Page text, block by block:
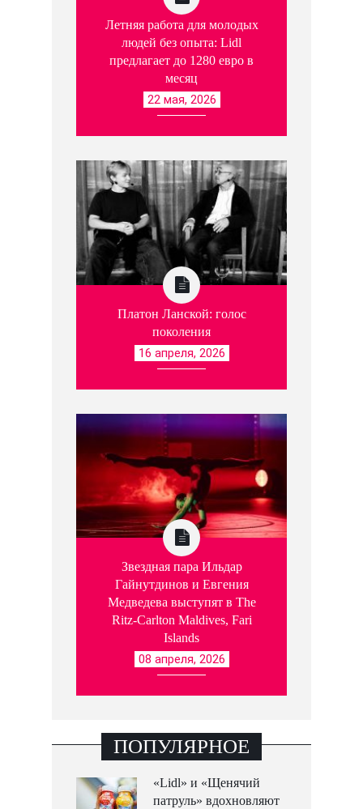
Летняя работа для молодых
людей без опыта: Lidl
предлагает до 1280 евро в
месяц
22 мая, 2026
Платон Ланской: голос
поколения
16 апреля, 2026
Звездная пара Ильдар
Гайнутдинов и Евгения
Медведева выступят в The
Ritz-Carlton Maldives, Fari
Islands
08 апреля, 2026
ПОПУЛЯРНОЕ
«Lidl» и «Щенячий
патруль» вдохновляют